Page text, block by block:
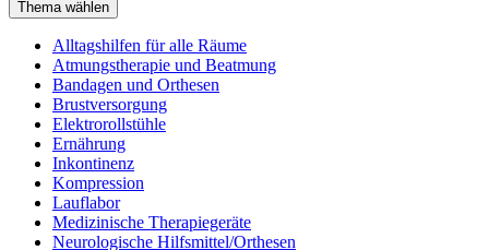
Thema wählen
Alltagshilfen für alle Räume
Atmungstherapie und Beatmung
Bandagen und Orthesen
Brustversorgung
Elektrorollstühle
Ernährung
Inkontinenz
Kompression
Lauflabor
Medizinische Therapiegeräte
Neurologische Hilfsmittel/Orthesen